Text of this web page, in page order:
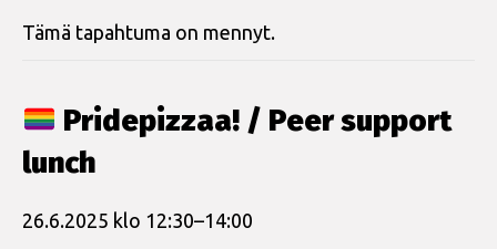
Tämä tapahtuma on mennyt.
Pridepizzaa! / Peer support
lunch
26.6.2025 klo 12:30–14:00